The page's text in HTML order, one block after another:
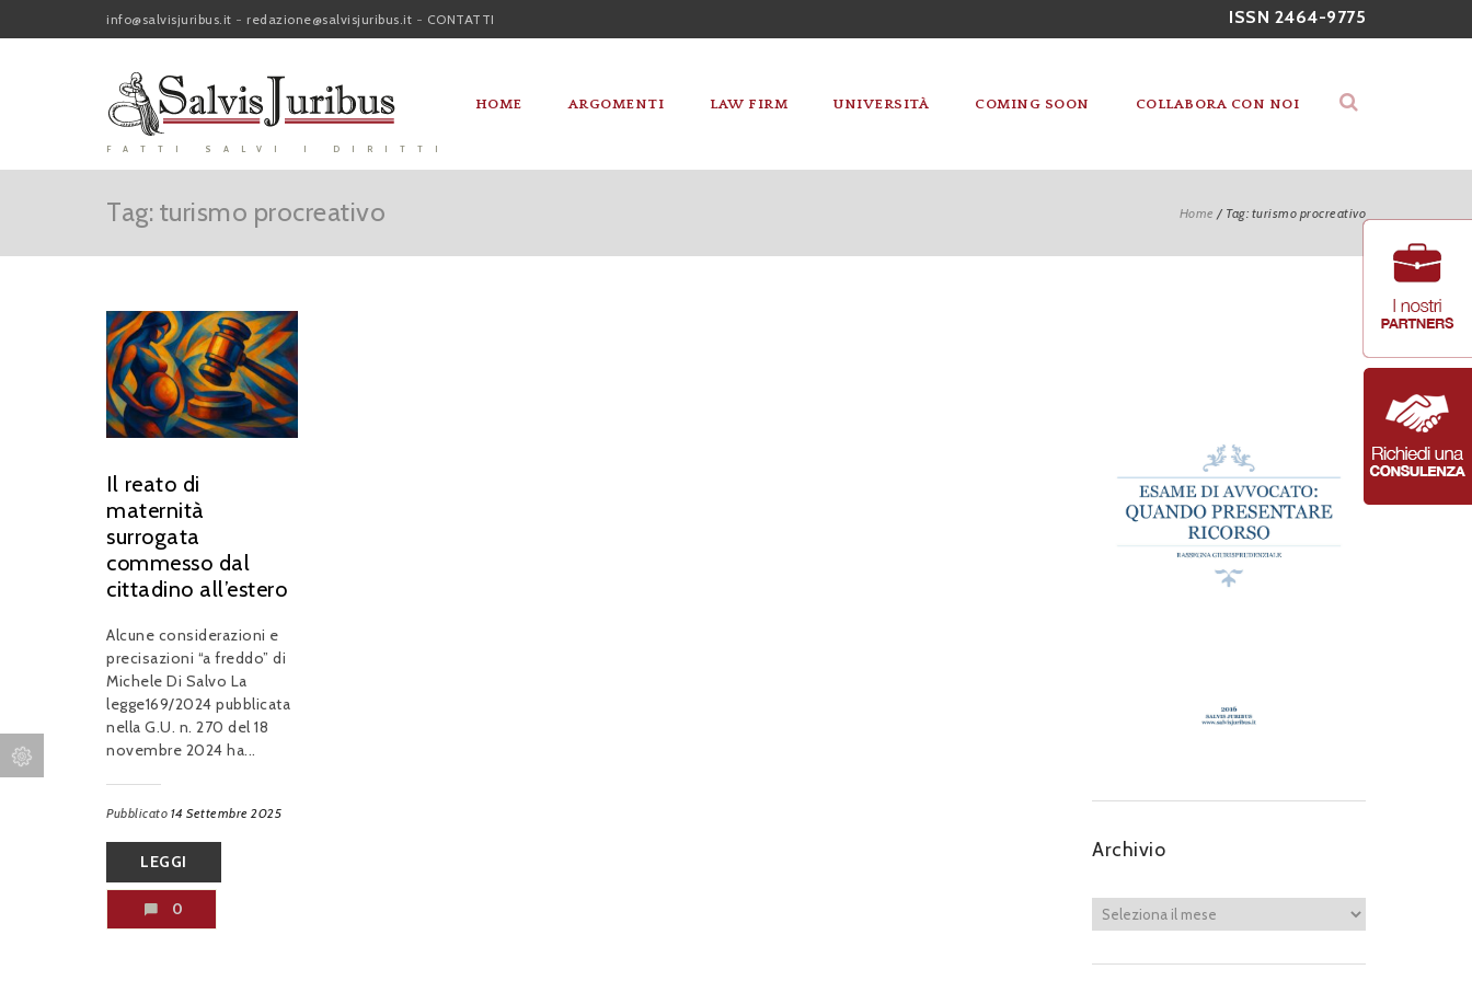
ISSN 2464-9775
info@salvisjuribus.it - redazione@salvisjuribus.it - CONTATTI
FATTI SALVI I DIRITTI
HOME ARGOMENTI LAW FIRM UNIVERSITÀ COMING SOON COLLABORA CON NOI
Home / Tag: turismo procreativo
Tag: turismo procreativo
Il reato di
maternità
surrogata
commesso dal
cittadino all’estero
Alcune considerazioni e
precisazioni “a freddo” di
Michele Di Salvo La
legge169/2024 pubblicata
nella G.U. n. 270 del 18
novembre 2024 ha...
Pubblicato 14 Settembre 2025
LEGGI
0
Archivio